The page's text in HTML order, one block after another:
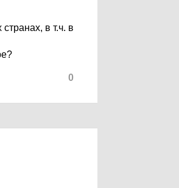
в т.ч. в
0